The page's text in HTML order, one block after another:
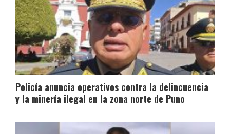
Policía anuncia operativos contra la delincuencia
y la minería ilegal en la zona norte de Puno